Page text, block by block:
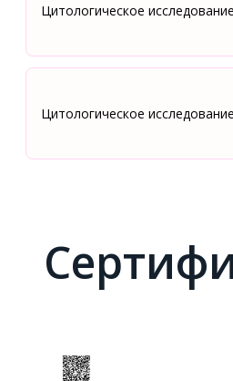
Цитологическое
Цитологическое